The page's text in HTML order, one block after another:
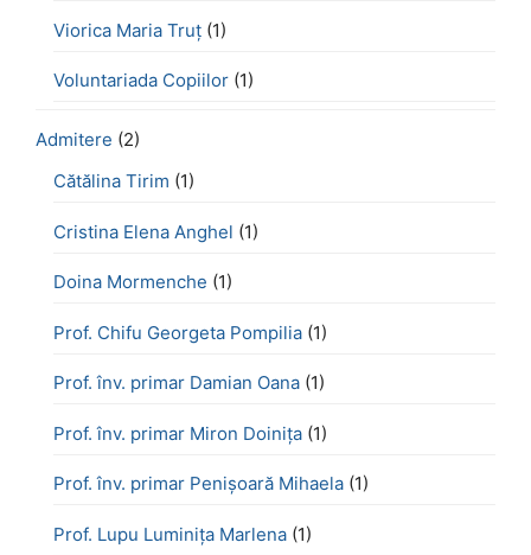
Viorica Maria Truț (1)
Voluntariada Copiilor (1)
Admitere (2)
Cătălina Tirim (1)
Cristina Elena Anghel (1)
Doina Mormenche (1)
Prof. Chifu Georgeta Pompilia (1)
Prof. înv. primar Damian Oana (1)
Prof. înv. primar Miron Doinița (1)
Prof. înv. primar Penișoară Mihaela (1)
Prof. Lupu Luminița Marlena (1)